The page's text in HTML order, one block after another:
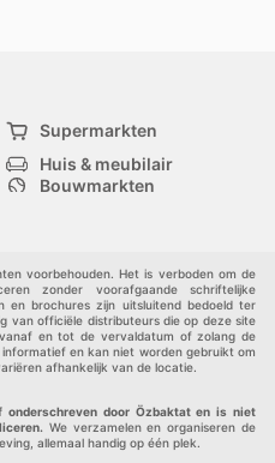
Supermarkten
Huis & meubilair
Bouwmarkten
voorbehouden. Het is verboden om de
zonder voorafgaande schriftelijke
en brochures zijn uitsluitend bedoeld ter
van officiële distributeurs die op deze site
en tot de vervaldatum of zolang de
en kan niet worden gebruikt om
afhankelijk van de locatie.
door Özbaktat en is niet
We verzamelen en organiseren de
allemaal handig op één plek.